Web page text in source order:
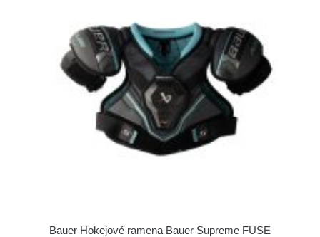
Bauer Hokejové ramena Bauer Supreme FUSE